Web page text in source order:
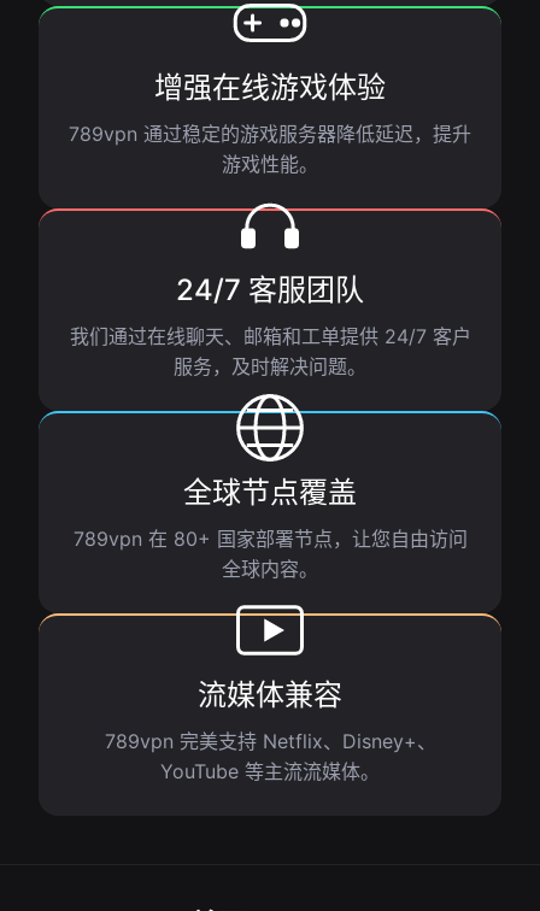
增强在线游戏体验
789vpn 通过稳定的游戏服务器降低延迟，提升
游戏性能。
24/7 客服团队
我们通过在线聊天、邮箱和工单提供 24/7 客户
服务，及时解决问题。
全球节点覆盖
789vpn 在 80+ 国家部署节点，让您自由访问
全球内容。
流媒体兼容
789vpn 完美支持 Netflix、Disney+、
YouTube 等主流流媒体。